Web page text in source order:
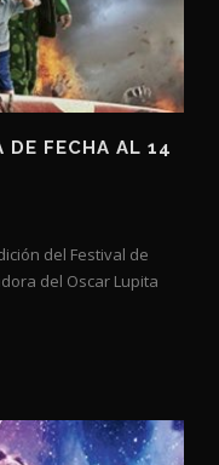
DE FECHA AL 14
del Festival de
del Oscar Lupita